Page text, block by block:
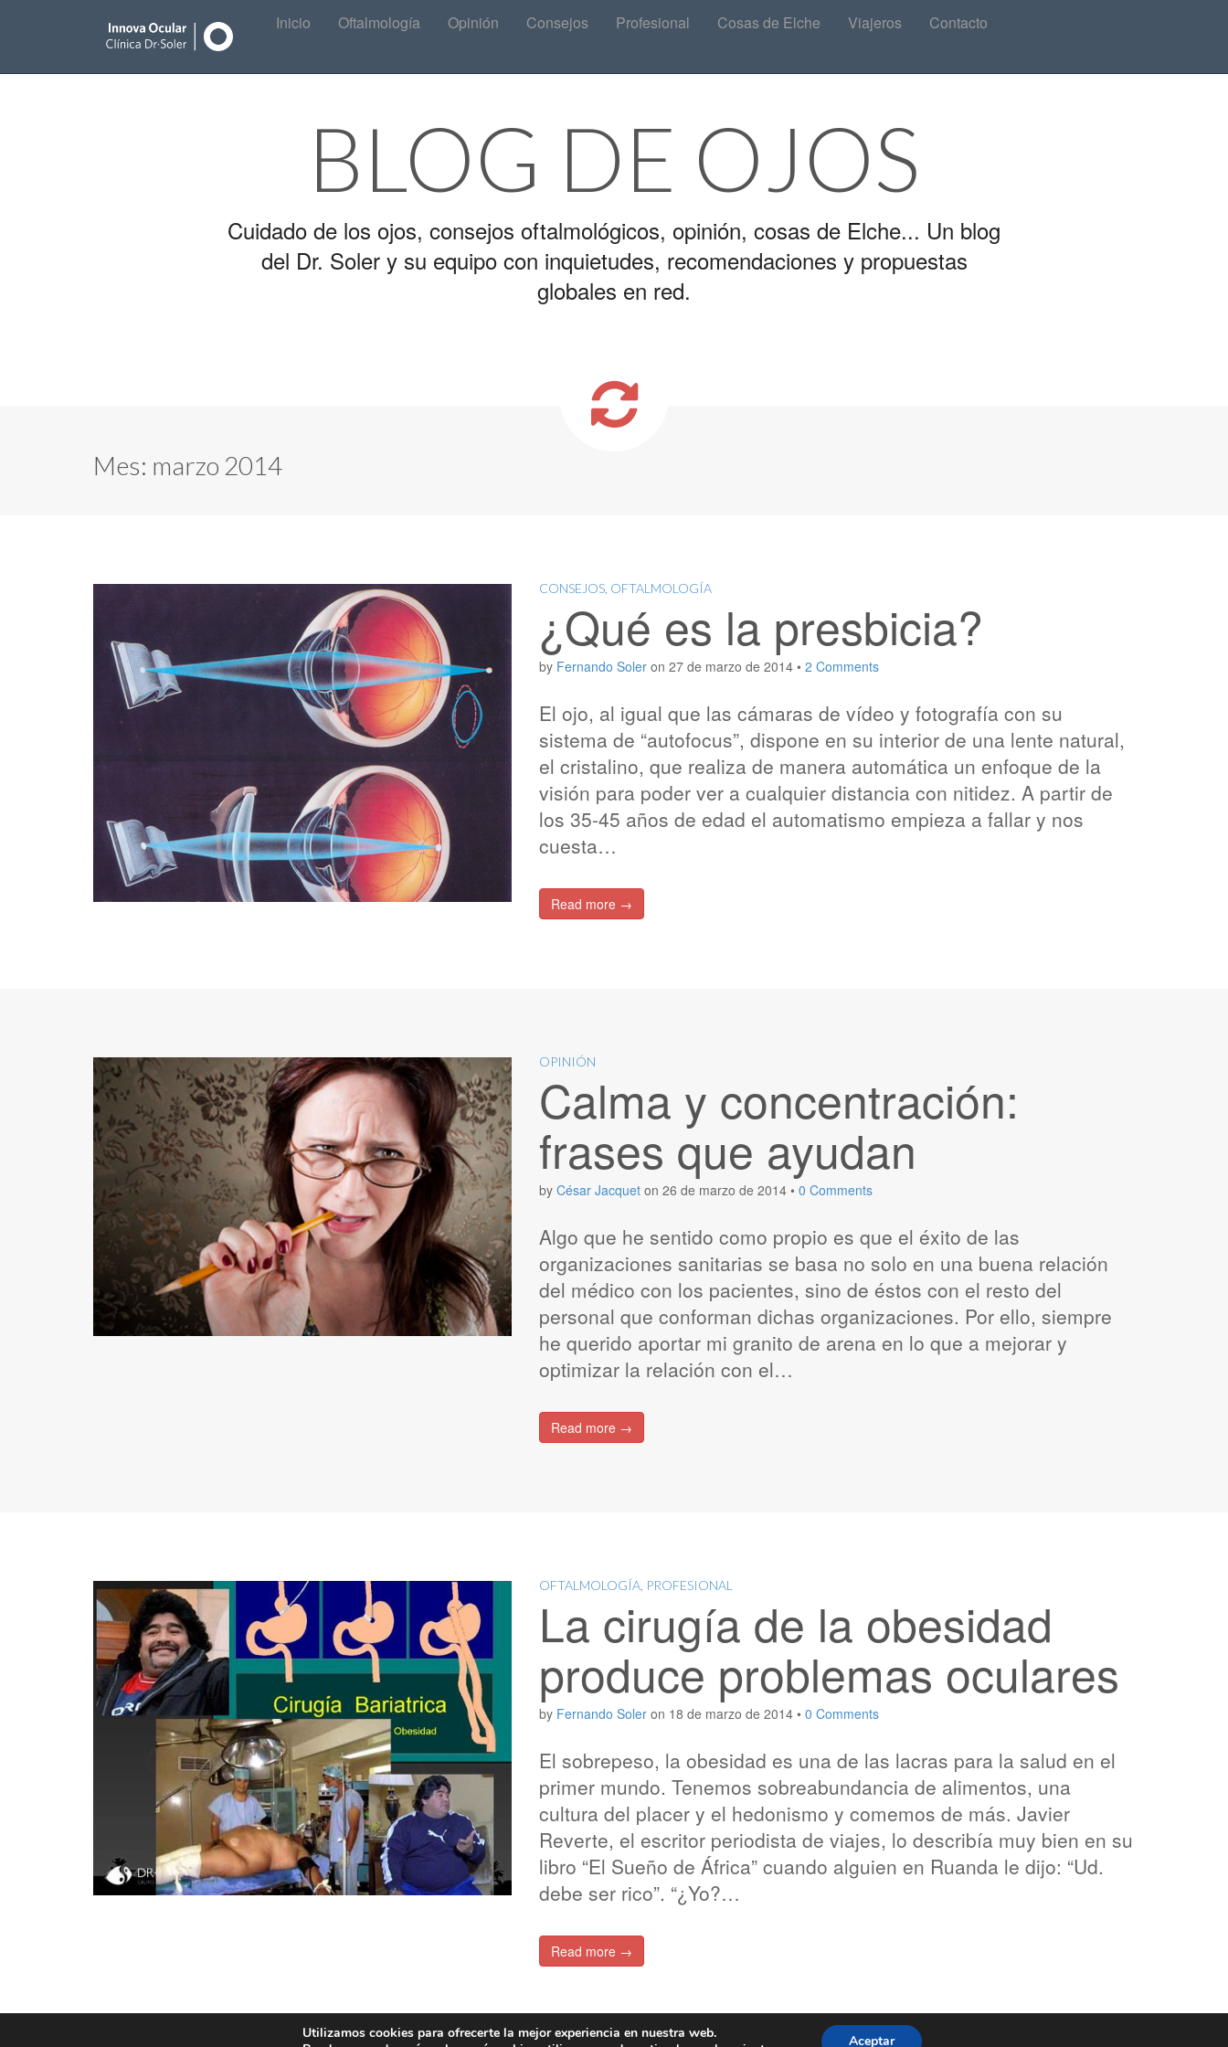
menu
Inicio Oftalmología Opinión Consejos Profesional Cosas de Elche Viajeros Contacto
BLOG DE OJOS
Cuidado de los ojos, consejos oftalmológicos, opinión, cosas de Elche... Un blog
del Dr. Soler y su equipo con inquietudes, recomendaciones y propuestas
globales en red.
Mes: marzo 2014
CONSEJOS, OFTALMOLOGÍA
¿Qué es la presbicia?
by Fernando Soleron 27 de marzo de 2014• 2 Comments
El ojo, al igual que las cámaras de vídeo y fotografía con su
sistema de “autofocus”, dispone en su interior de una lente natural,
el cristalino, que realiza de manera automática un enfoque de la
visión para poder ver a cualquier distancia con nitidez. A partir de
los 35-45 años de edad el automatismo empieza a fallar y nos
cuesta…
Read more →
OPINIÓN
Calma y concentración:
frases que ayudan
by César Jacqueton 26 de marzo de 2014• 0 Comments
Algo que he sentido como propio es que el éxito de las
organizaciones sanitarias se basa no solo en una buena relación
del médico con los pacientes, sino de éstos con el resto del
personal que conforman dichas organizaciones. Por ello, siempre
he querido aportar mi granito de arena en lo que a mejorar y
optimizar la relación con el…
Read more →
OFTALMOLOGÍA, PROFESIONAL
La cirugía de la obesidad
produce problemas oculares
by Fernando Soleron 18 de marzo de 2014• 0 Comments
El sobrepeso, la obesidad es una de las lacras para la salud en el
primer mundo. Tenemos sobreabundancia de alimentos, una
cultura del placer y el hedonismo y comemos de más. Javier
Reverte, el escritor periodista de viajes, lo describía muy bien en su
libro “El Sueño de África” cuando alguien en Ruanda le dijo: “Ud.
debe ser rico”. “¿Yo?…
Read more →
Utilizamos cookies para ofrecerte la mejor experiencia en nuestra web.
Aceptar